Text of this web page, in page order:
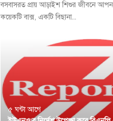
বসবাসরত প্রায় আড়াইশ শিশুর জীবনে
কয়েকটি বাক্স, একটি বিছানা...
৫ ঘন্টা আগে